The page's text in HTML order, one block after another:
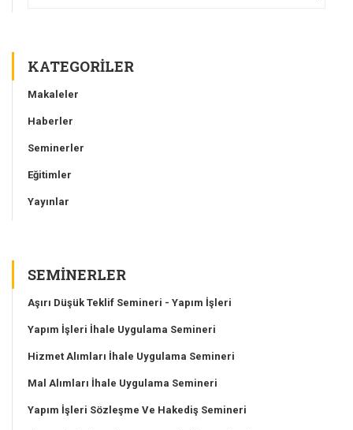
KATEGORILER
Makaleler
Haberler
Seminerler
Eğitimler
Yayınlar
SEMINERLER
Aşırı Düşük Teklif Semineri - Yapım İşleri
Yapım İşleri İhale Uygulama Semineri
Hizmet Alımları İhale Uygulama Semineri
Mal Alımları İhale Uygulama Semineri
Yapım İşleri Sözleşme Ve Hakediş Semineri